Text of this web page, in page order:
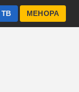
МЕНОРА
ТВ